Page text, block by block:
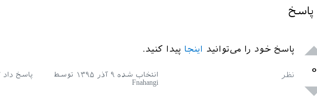
پاسخ
۰
پاسخ خود را می‌توانید اینجا پیدا کنید.
انتخاب شده ۹ آذر ۱۳۹۵
توسط
Fnahangi
پاسخ داد ۲